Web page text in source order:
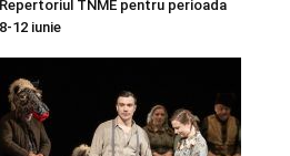
Repertoriul TNME pentru perioada
8-12 iunie